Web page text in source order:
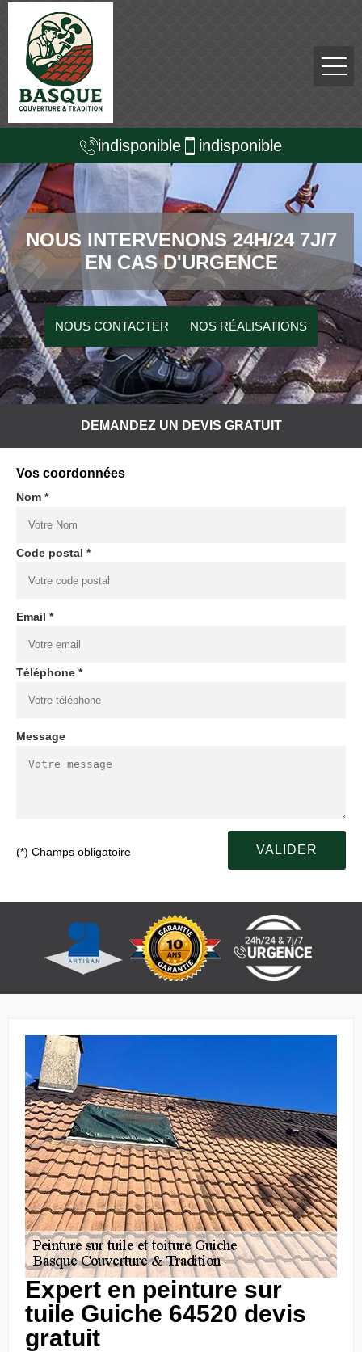
indisponible indisponible
NOUS INTERVENONS 24H/24 7J/7
EN CAS D'URGENCE
NOUS CONTACTER NOS RÉALISATIONS
DEMANDEZ UN DEVIS GRATUIT
Vos coordonnées
Nom *
Code postal *
Email *
Téléphone *
Message
(*) Champs obligatoire
Expert en peinture sur
tuile Guiche 64520 devis
gratuit